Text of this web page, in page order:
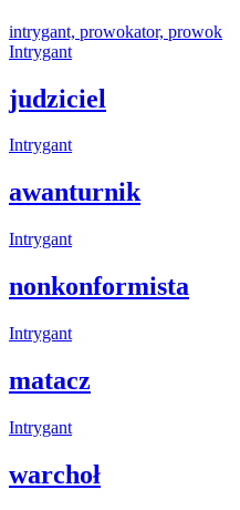
intrygant, prowokator, prowok
Intrygant
judziciel
Intrygant
awanturnik
Intrygant
nonkonformista
Intrygant
matacz
Intrygant
warchoł